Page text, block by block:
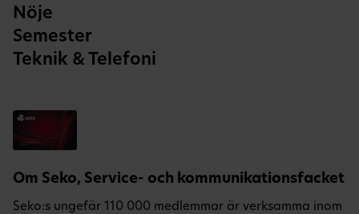
Nöje
Semester
Teknik & Telefoni
Om Seko, Service- och kommunikationsfacket
Seko:s ungefär 110 000 medlemmar är verksamma inom